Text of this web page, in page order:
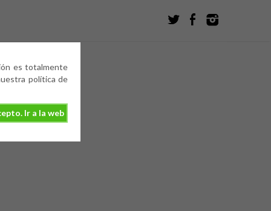
es totalmente
política de
Ir a la web